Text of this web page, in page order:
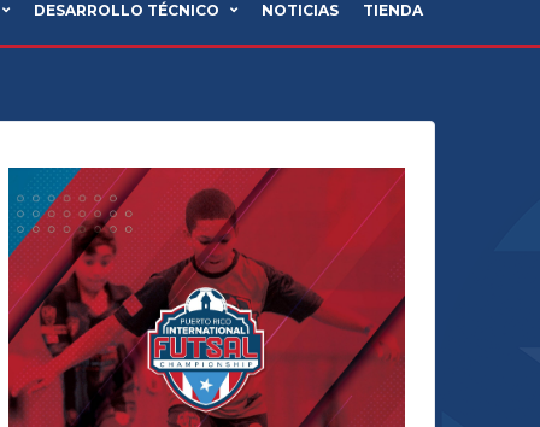
DESARROLLO TÉCNICO NOTICIAS TIENDA